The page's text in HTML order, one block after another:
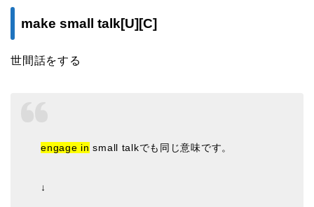
make small talk[U][C]
世間話をする
engage in small talkでも同じ意味です。
↓